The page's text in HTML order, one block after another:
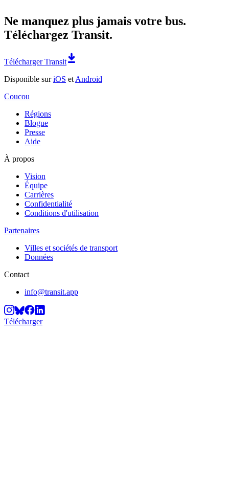
Ne manquez plus jamais votre bus.
Téléchargez Transit.
Télécharger Transit
Disponible suriOS et Android
Coucou
Régions
Blogue
Presse
Aide
À propos
Vision
Équipe
Carrières
Confidentialité
Conditions d'utilisation
Partenaires
Villes et sociétés de transport
Données
Contact
info@transit.app
Télécharger